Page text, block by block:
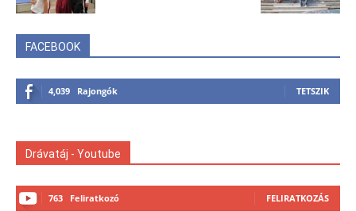
FACEBOOK
4,039 Rajongók TETSZIK
Drávatáj - Youtube
763 Feliratkozó FELIRATKOZÁS